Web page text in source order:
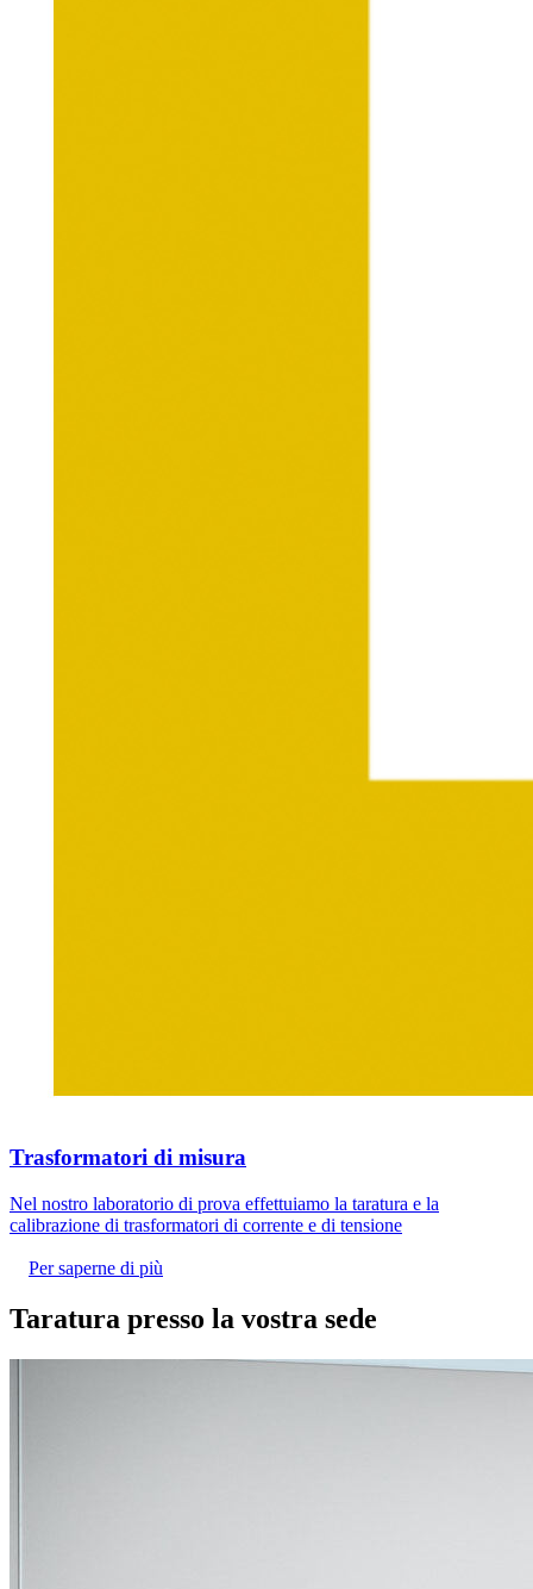
Trasformatori di misura
Nel nostro laboratorio di prova effettuiamo la taratura e la
calibrazione di trasformatori di corrente e di tensione
Per saperne di più
Taratura presso la vostra sede